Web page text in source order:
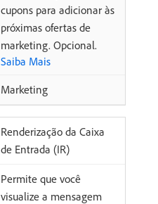
cupons para adicionar às
próximas ofertas de
marketing. Opcional.
Saiba Mais
Marketing
Renderização da Caixa
de Entrada (IR)
Permite que você
visualize a mensagem